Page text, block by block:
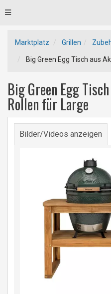
Toggle
Marktplatz Grillen
Big Green Egg Tisch aus
Big Green Egg
Rollen für Large
Bilder/Videos anzeigen